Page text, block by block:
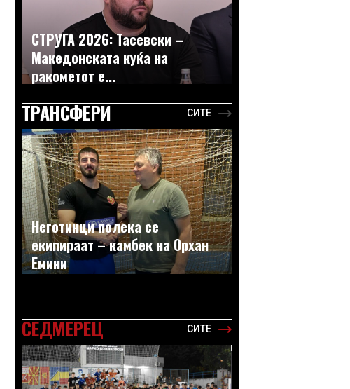
СТРУГА 2026: Тасевски –
Македонската куќа на
ракометот е...
ТРАНСФЕРИ СИТЕ
Неготинци полека се
екипираат – камбек на Орхан
Емини
СЕДМЕРЕЦ СИТЕ